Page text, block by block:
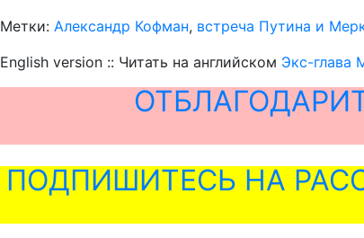
Метки: Александр Кофман, встреча Путина и
English version :: Читать на английском Экс-глава
ПОДПИШИТЕСЬ НА